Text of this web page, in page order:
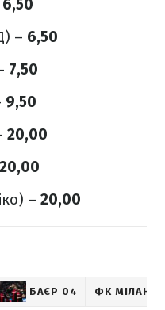
6,50
– 6,50
7,50
9,50
20,00
20,00
– 20,00
БАЄР 04 ФК МІЛАН